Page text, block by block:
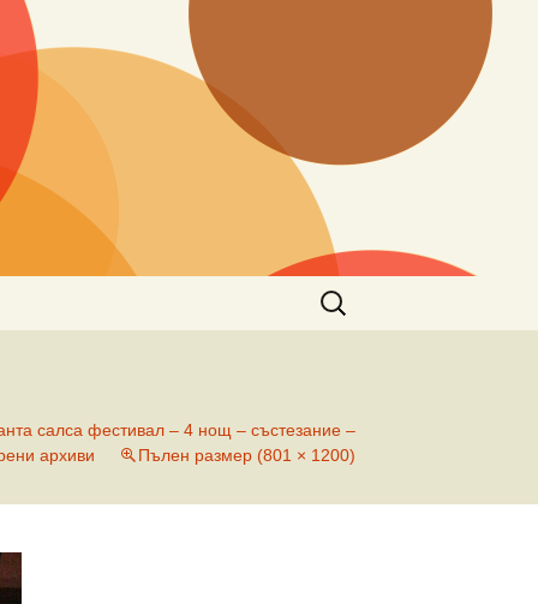
Търсене
за:
салса фестивал – 4 нощ – състезание –
архиви
Пълен размер (801 × 1200)